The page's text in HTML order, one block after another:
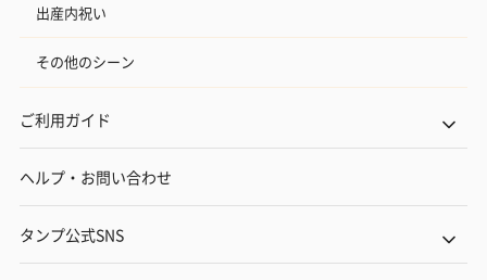
出産内祝い
その他のシーン
ご利用ガイド
ヘルプ・お問い合わせ
タンプ公式SNS